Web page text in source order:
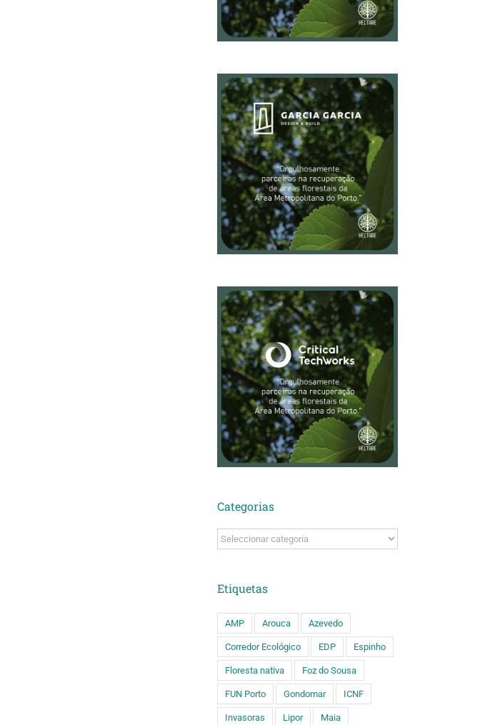
Categorias
Categorias
Etiquetas
AMP Arouca Azevedo
Corredor Ecológico EDP Espinho
Floresta nativa Foz do Sousa
FUN Porto Gondomar ICNF
Invasoras Lipor Maia